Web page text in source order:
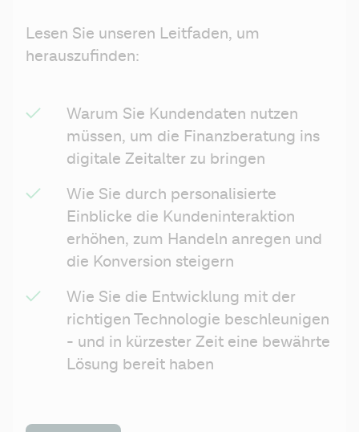
Lesen Sie unseren Leitfaden, um
herauszufinden:
Warum Sie Kundendaten nutzen
müssen, um die Finanzberatung ins
digitale Zeitalter zu bringen
Wie Sie durch personalisierte
Einblicke die Kundeninteraktion
erhöhen, zum Handeln anregen und
die Konversion steigern
Wie Sie die Entwicklung mit der
richtigen Technologie beschleunigen
- und in kürzester Zeit eine bewährte
Lösung bereit haben